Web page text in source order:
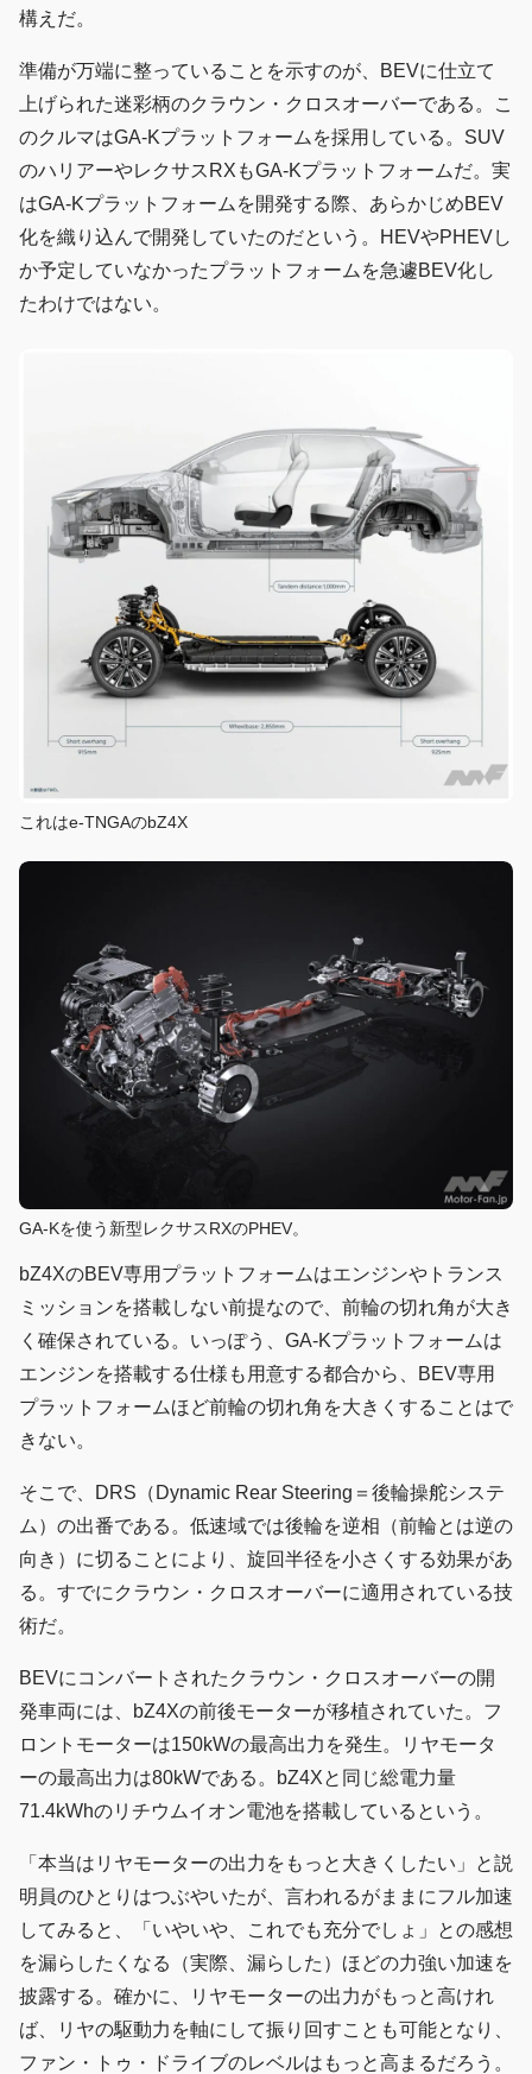
構えだ。
準備が万端に整っていることを示すのが、BEVに仕立て
上げられた迷彩柄のクラウン・クロスオーバーである。こ
のクルマはGA-Kプラットフォームを採用している。SUV
のハリアーやレクサスRXもGA-Kプラットフォームだ。実
はGA-Kプラットフォームを開発する際、あらかじめBEV
化を織り込んで開発していたのだという。HEVやPHEVし
か予定していなかったプラットフォームを急遽BEV化し
たわけではない。
これはe-TNGAのbZ4X
GA-Kを使う新型レクサスRXのPHEV。
bZ4XのBEV専用プラットフォームはエンジンやトランス
ミッションを搭載しない前提なので、前輪の切れ角が大き
く確保されている。いっぽう、GA-Kプラットフォームは
エンジンを搭載する仕様も用意する都合から、BEV専用
プラットフォームほど前輪の切れ角を大きくすることはで
きない。
そこで、DRS（Dynamic Rear Steering＝後輪操舵システ
ム）の出番である。低速域では後輪を逆相（前輪とは逆の
向き）に切ることにより、旋回半径を小さくする効果があ
る。すでにクラウン・クロスオーバーに適用されている技
術だ。
BEVにコンバートされたクラウン・クロスオーバーの開
発車両には、bZ4Xの前後モーターが移植されていた。フ
ロントモーターは150kWの最高出力を発生。リヤモータ
ーの最高出力は80kWである。bZ4Xと同じ総電力量
71.4kWhのリチウムイオン電池を搭載しているという。
「本当はリヤモーターの出力をもっと大きくしたい」と説
明員のひとりはつぶやいたが、言われるがままにフル加速
してみると、「いやいや、これでも充分でしょ」との感想
を漏らしたくなる（実際、漏らした）ほどの力強い加速を
披露する。確かに、リヤモーターの出力がもっと高けれ
ば、リヤの駆動力を軸にして振り回すことも可能となり、
ファン・トゥ・ドライブのレベルはもっと高まるだろう。